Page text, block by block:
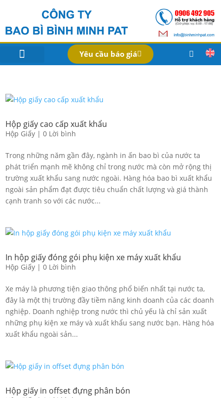
Yêu cầu báo giá
Hộp giấy cao cấp xuất khẩu
Hộp Giấy |0 Lời bình
Trong những năm gần đây, ngành in ấn bao bì của nước ta
phát triển mạnh mẽ không chỉ trong nước mà còn mở rộng thị
trường xuất khẩu sang nước ngoài. Hàng hóa bao bì xuất khẩu
ngoài sản phẩm đạt được tiêu chuẩn chất lượng và giá thành
cạnh tranh so với các nước...
In hộp giấy đóng gói phụ kiện xe máy xuất khẩu
Hộp Giấy |0 Lời bình
Xe máy là phương tiện giao thông phổ biến nhất tại nước ta,
đây là một thị trường đầy tiềm năng kinh doanh của các doanh
nghiệp. Doanh nghiệp trong nước thì chủ yếu là chỉ sản xuất
những phụ kiện xe máy và xuất khẩu sang nước bạn. Hàng hóa
xuất khẩu ngoài sản...
Hộp giấy in offset đựng phân bón